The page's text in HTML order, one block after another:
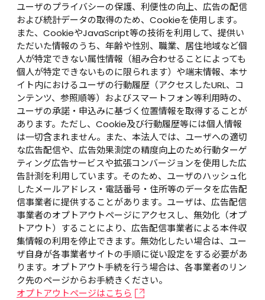
ユーザのプライバシーの保護、利便性の向上、広告の配信
および統計データの取得のため、Cookieを使用します。
また、CookieやJavaScript等の技術を利用して、提供い
ただいた情報のうち、年齢や性別、職業、居住地域など個
人が特定できない属性情報（組み合わせることによっても
個人が特定できないものに限られます）や端末情報、本サ
イト内におけるユーザの行動履歴（アクセスしたURL、コ
ンテンツ、参照順等）およびスマートフォン等利用時の、
ユーザの承諾・申込みに基づく位置情報を取得することが
あります。ただし、Cookie及び行動履歴等には個人情報
は一切含まれません。また、本法人では、ユーザへの適切
な広告配信や、広告効果測定の精度向上のため行動ターゲ
ティング広告サービスや拡張コンバージョンを使用した広
告計測を利用しています。そのため、ユーザのハッシュ化
したメールアドレス・電話番号・住所等のデータを広告配
信事業者に提供することがあります。ユーザは、広告配信
事業者のオプトアウトページにアクセスし、無効化（オプ
トアウト）することにより、広告配信事業者による本件収
集情報の利用を停止できます。無効化したい場合は、ユー
ザ自身が各事業者サイトの手順に従い設定をする必要があ
ります。オプトアウト手続を行う場合は、各事業者のリン
ク先のページからお手続きください。
オプトアウトページはこちら